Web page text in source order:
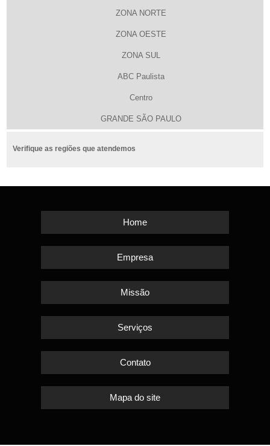
ZONA NORTE
ZONA OESTE
ZONA SUL
ABC Paulista
Centro
GRANDE SÃO PAULO
Verifique as regiões que atendemos
Home
Empresa
Missão
Serviços
Contato
Mapa do site